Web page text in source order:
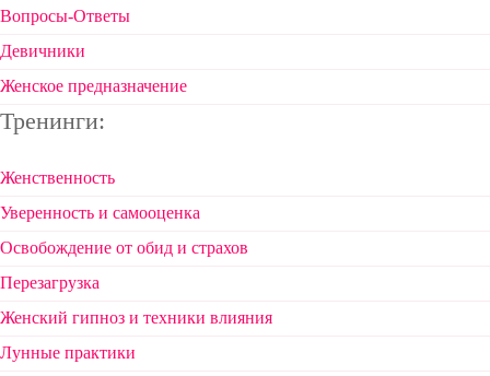
Вопросы-Ответы
Девичники
Женское предназначение
Тренинги:
Женственность
Уверенность и самооценка
Освобождение от обид и страхов
Перезагрузка
Женский гипноз и техники влияния
Лунные практики